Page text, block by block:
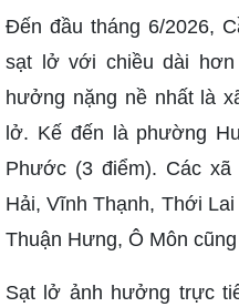
Đến đầu tháng 6/2026,
sạt lở với chiều dài
hưởng nặng nề nhất là
lở. Kế đến là phường
Phước (3 điểm). Các
Hải, Vĩnh Thạnh, Thới
Thuận Hưng, Ô Môn
Sạt lở ảnh hưởng trực